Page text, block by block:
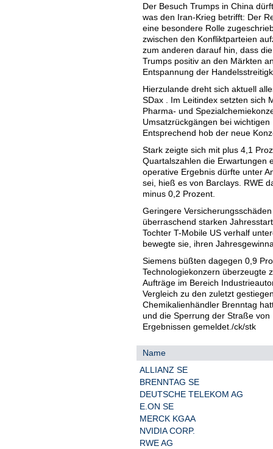
Der Besuch Trumps in China
was den Iran-Krieg betrifft: Der
eine besondere Rolle
zwischen den Konfliktparteien
zum anderen darauf hin, dass
Trumps positiv an den Märkten
Entspannung der
Hierzulande dreht sich aktuell
SDax . Im Leitindex setzten sich
Pharma- und
Umsatzrückgängen bei
Entsprechend hob der neue
Stark zeigte sich mit plus 4,1
Quartalszahlen die Erwartungen
operative Ergebnis dürfte unter
sei, hieß es von Barclays. RWE
minus 0,2 Prozent.
Geringere
überraschend starken
Tochter T-Mobile US verhalf
bewegte sie, ihren
Siemens büßten dagegen 0,9
Technologiekonzern überzeugte
Aufträge im Bereich
Vergleich zu den zuletzt
Chemikalienhändler Brenntag
und die Sperrung der Straße
Ergebnissen gemeldet./ck/stk
Name
ALLIANZ SE
BRENNTAG SE
DEUTSCHE TELEKOM AG
E.ON SE
MERCK KGAA
NVIDIA CORP.
RWE AG